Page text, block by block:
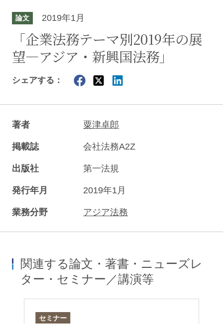
論文 2019年1月
「企業法務テーマ別2019年の展
望―アジア・新興国法務」
シェアする：
著者 粟津卓郎
掲載誌 会社法務A2Z
出版社 第一法規
発行年月 2019年1月
業務分野 アジア法務
関連する論文・著書・ニューズレ
ター・セミナー／講演等
セミナー